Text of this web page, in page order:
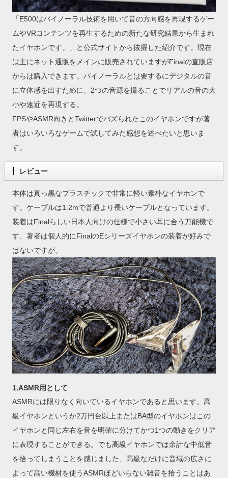
「E500はバイノーラル技術を用いて音の方向感を再現するゲー
ムやVRコンテンツを再生するための新たな研究結果から生まれ
たイヤホンです。」と公式サイトから抜擢した紹介です。現在
は主にネット通販をメインに販売されていますがFinalの直販店
からは購入できます。バイノーラルとは要するにデジタルの音
に立体感を出すために、2つの音源を撮ることでリアルの音の大
小や遠近を再現する。
FPSやASMR向きとTwitterでバズられたこのイヤホンですが著
者はいろいろなゲームで試してみた感想を述べたいと思いま
す。
レビュー
本体は真っ黒なプラスチックで非常に軽い素朴なイヤホンで
す。ケーブルは1.2mで普通より長いケーブルとなっています。
装着はFinalらしい日本人向けの仕様で小さい耳に合う万能機で
す、著者は個人的にFinalのEシリーズイヤホンの装着が好みで
はないですが。
1.ASMR用として
ASMRには限りなく向いているイヤホンであると思います。高
級イヤホンというか2万円台以上またはBA型のイヤホンはこの
イヤホンと同じ左右を音を明確に分けてかつ1つの動きをクリア
に表現することができる。でも高級イヤホンでは余計な中低音
を拾ってしまうことを感じました、高級なだけに音域の広さに
よって高い機材を使うASMRほどいらない雑音を拾うことはあ